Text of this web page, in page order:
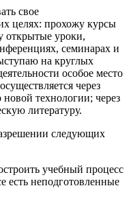
свое
целях: прохожу курсы
открытые уроки,
семинарах и
на круглых
особое место
через
технологии; через
литературу.
следующих
учебный процесс
есть неподготовленные